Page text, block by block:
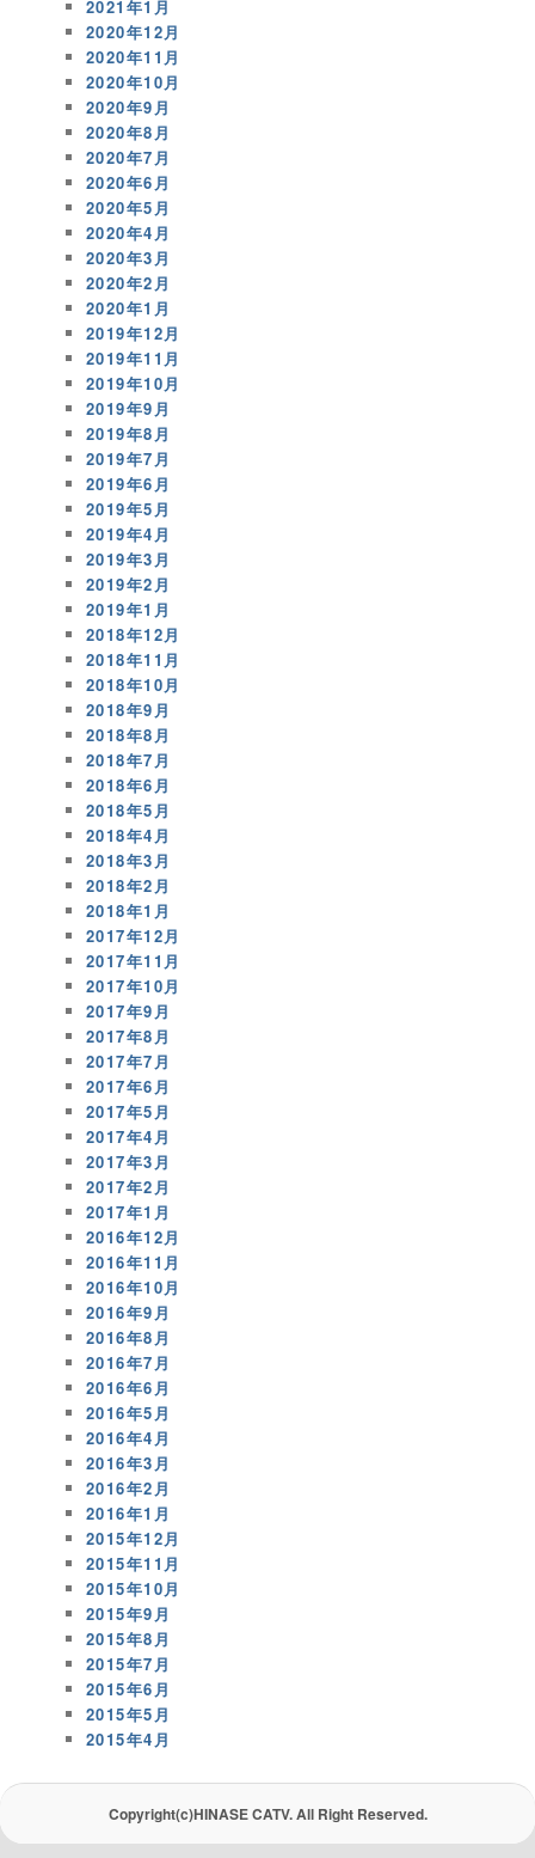
2021年1月
2020年12月
2020年11月
2020年10月
2020年9月
2020年8月
2020年7月
2020年6月
2020年5月
2020年4月
2020年3月
2020年2月
2020年1月
2019年12月
2019年11月
2019年10月
2019年9月
2019年8月
2019年7月
2019年6月
2019年5月
2019年4月
2019年3月
2019年2月
2019年1月
2018年12月
2018年11月
2018年10月
2018年9月
2018年8月
2018年7月
2018年6月
2018年5月
2018年4月
2018年3月
2018年2月
2018年1月
2017年12月
2017年11月
2017年10月
2017年9月
2017年8月
2017年7月
2017年6月
2017年5月
2017年4月
2017年3月
2017年2月
2017年1月
2016年12月
2016年11月
2016年10月
2016年9月
2016年8月
2016年7月
2016年6月
2016年5月
2016年4月
2016年3月
2016年2月
2016年1月
2015年12月
2015年11月
2015年10月
2015年9月
2015年8月
2015年7月
2015年6月
2015年5月
2015年4月
Copyright(c)HINASE CATV. All Right Reserved.